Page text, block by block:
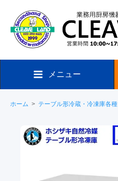
メニュー
ホーム > テーブル形冷蔵・冷凍庫各種